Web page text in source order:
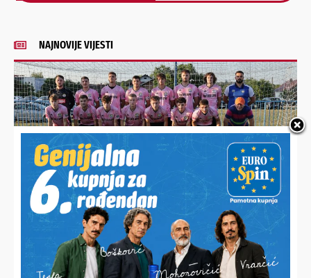
NAJNOVIJE VIJESTI
MIKLINOVEC DRASTIČNO POMLADIO MOMČAD
Prioritet je razvoj igrača, a ne pozicija. Prosjek momčadi je
21 godina